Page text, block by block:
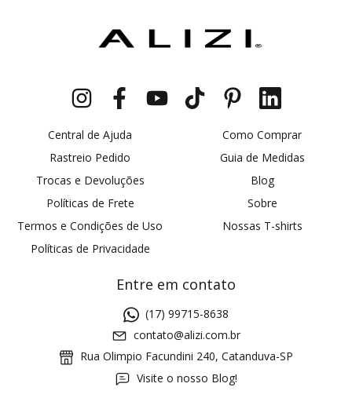
Central de Ajuda
Rastreio Pedido
Trocas e Devoluções
Políticas de Frete
Termos e Condições de Uso
Políticas de Privacidade
Como Comprar
Guia de Medidas
Blog
Sobre
Nossas T-shirts
Entre em contato
(17) 99715-8638
contato@alizi.com.br
Rua Olimpio Facundini 240, Catanduva-SP
Visite o nosso Blog!